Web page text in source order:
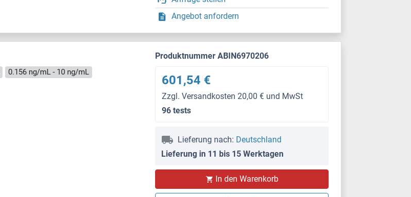
Angebot anfordern
0.156 ng/mL - 10 ng/mL
Produktnummer ABIN6970206
601,54 €
Zzgl. Versandkosten 20,00 € und MwSt
96 tests
Lieferung nach: Deutschland
Lieferung in 11 bis 15 Werktagen
In den Warenkorb